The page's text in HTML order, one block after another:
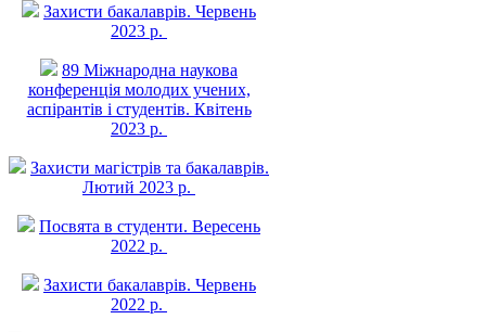
Захисти бакалаврів. Червень
2023 р.
89 Міжнародна наукова
конференція молодих учених,
аспірантів і студентів. Квітень
2023 р.
Захисти магістрів та бакалаврів.
Лютий 2023 р.
Посвята в студенти. Вересень
2022 р.
Захисти бакалаврів. Червень
2022 р.